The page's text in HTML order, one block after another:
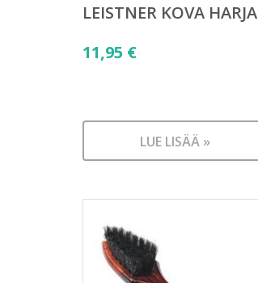
LEISTNER KOVA HARJA
11,95 €
LUE LISÄÄ »